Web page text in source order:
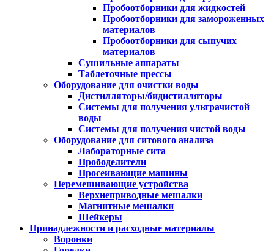
Пробоотборники для жидкостей
Пробоотборники для замороженных
материалов
Пробоотборники для сыпучих
материалов
Сушильные аппараты
Таблеточные прессы
Оборудование для очистки воды
Дистилляторы/бидистилляторы
Системы для получения ультрачистой
воды
Системы для получения чистой воды
Оборудование для ситового анализа
Лабораторные сита
Прободелители
Просеивающие машины
Перемешивающие устройства
Верхнеприводные мешалки
Магнитные мешалки
Шейкеры
Принадлежности и расходные материалы
Воронки